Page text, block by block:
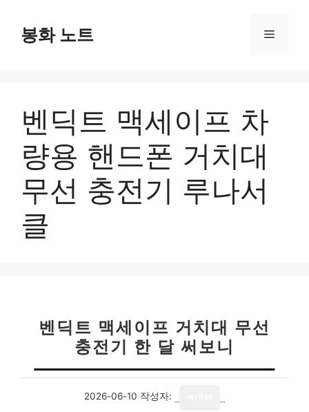
봉화 노트 메
벤딕트 맥세이프 차
량용 핸드폰 거치대
무선 충전기 루나서
클
벤딕트 맥세이프 거치대 무선
충전기 한 달 써보니
2026-06-10 작성자: